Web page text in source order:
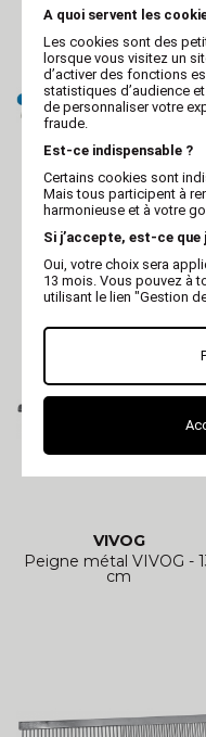
Peigne dents
VIVOG
VIVOG
Peigne métal VIVOG -
cm
A quoi servent les
Les cookies sont des
lorsque vous visitez un
d’activer des fonctions
statistiques d’audience
de personnaliser votre
fraude.
Est-ce indispensable ?
Certains cookies sont
Mais tous participent à
harmonieuse et à votre
Si j’accepte, est-ce que
Oui, votre choix sera
13 mois. Vous pouvez à
utilisant le lien "Gestion